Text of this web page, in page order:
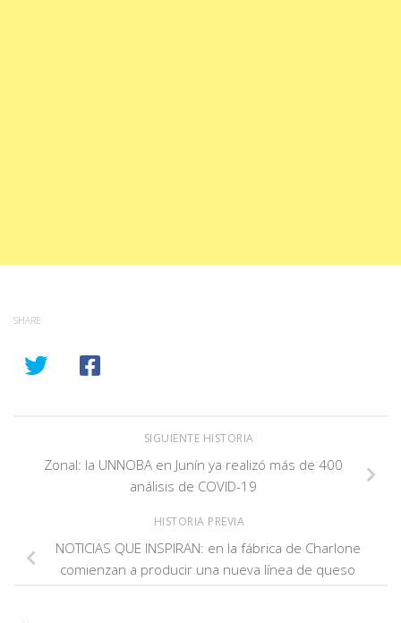
SHARE
SIGUIENTE HISTORIA
Zonal: la UNNOBA en Junín ya realizó más de 400
análisis de COVID-19
HISTORIA PREVIA
NOTICIAS QUE INSPIRAN: en la fábrica de Charlone
comienzan a producir una nueva línea de queso